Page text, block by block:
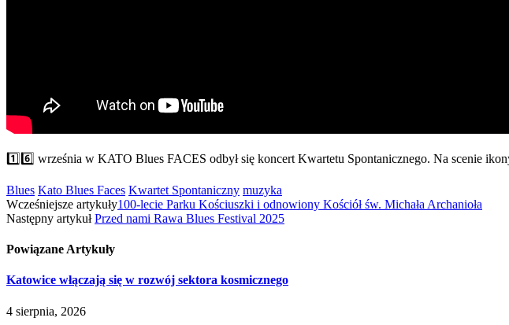
1️⃣6️⃣ września w KATO Blues FACES odbył się koncert Kwartetu Spontanicznego. Na scenie
Blues Kato Blues Faces Kwartet Spontaniczny muzyka
Wcześniejsze artykuły100-lecie Parku Kościuszki i odnowiony Kościół św. Michała Archanioła
Następny artykułPrzed nami Rawa Blues Festival 2025
Powiązane Artykuły
Katowice włączają się w rozwój sektora kosmicznego
4 sierpnia, 2026